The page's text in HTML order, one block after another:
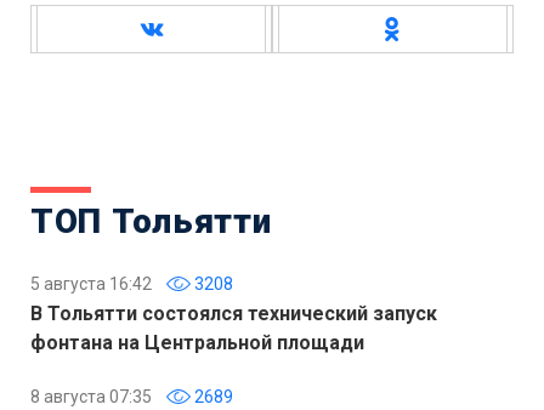
ТОП Тольятти
5 августа 16:42 3208
В Тольятти состоялся технический запуск
фонтана на Центральной площади
8 августа 07:35 2689